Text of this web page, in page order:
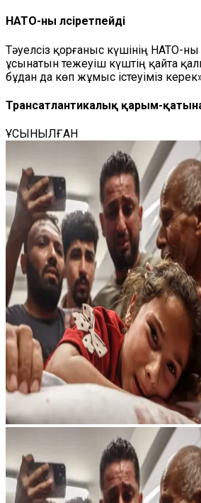
НАТО-ны әлсіретпейді
Тәуелсіз қорғаныс күшінің НАТО-
ұсынатын тежеуіш күштің қайта
бұдан да көп жұмыс істеуіміз
Трансатлантикалық қарым-
ҰСЫНЫЛҒАН